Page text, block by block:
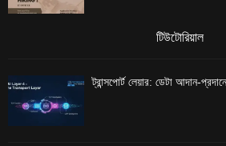
টিউটোরিয়াল
ট্রান্সপোর্ট লেয়ার: ডেটা আদান-